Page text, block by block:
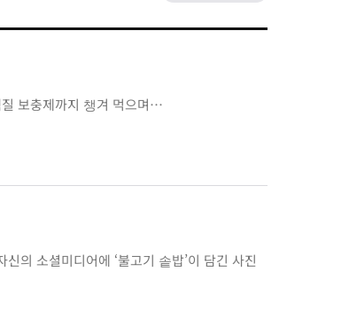
보충제까지 챙겨 먹으며…
의 소셜미디어에 ‘불고기 솥밥’이 담긴 사진